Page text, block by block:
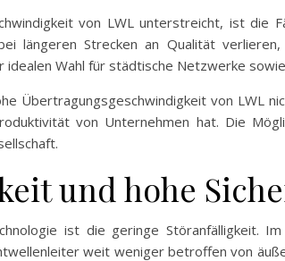
von LWL unterstreicht, ist die
längeren Strecken an Qualität
idealen Wahl für städtische Netzwerke
Übertragungsgeschwindigkeit von LWL
von Unternehmen hat. Die
und hohe
ist die geringe Störanfälligkeit.
weit weniger betroffen von